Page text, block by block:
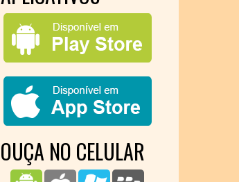
OUÇA NO CELULAR